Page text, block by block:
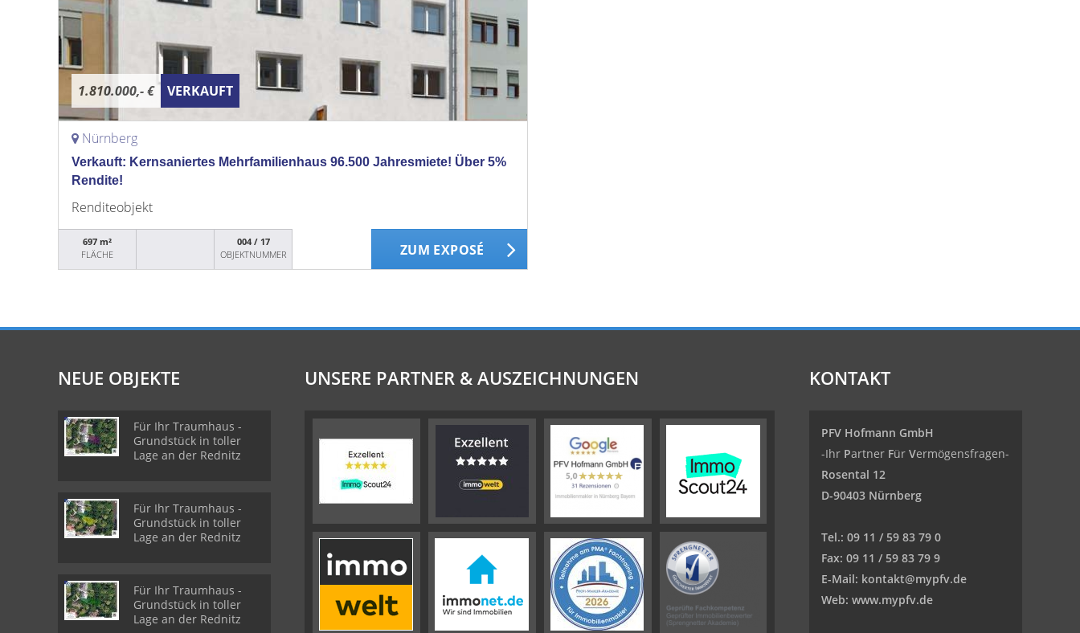
1.810.000,- € VERKAUFT
Nürnberg
Verkauft: Kernsaniertes Mehrfamilienhaus 96.500 Jahresmiete! Über 5%
Rendite!
Renditeobjekt
697 m²
FLÄCHE
004 / 17
OBJEKTNUMMER
ZUM EXPOSÉ
NEUE OBJEKTE
Für Ihr Traumhaus -
Grundstück in toller
Lage an der Rednitz
Für Ihr Traumhaus -
Grundstück in toller
Lage an der Rednitz
Für Ihr Traumhaus -
Grundstück in toller
Lage an der Rednitz
UNSERE PARTNER & AUSZEICHNUNGEN KONTAKT
PFV Hofmann GmbH
-Ihr Partner Für Vermögensfragen-
Rosental 12
D-90403 Nürnberg
Tel.: 09 11 / 59 83 79 0
Fax: 09 11 / 59 83 79 9
E-Mail: kontakt@mypfv.de
Web: www.mypfv.de